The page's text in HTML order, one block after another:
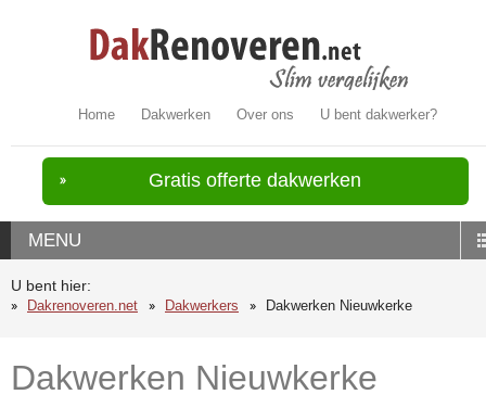
Home Dakwerken Over ons U bent dakwerker?
Gratis offerte dakwerken
MENU
U bent hier:
Dakrenoveren.net
Dakwerkers Dakwerken Nieuwkerke
Dakwerken Nieuwkerke